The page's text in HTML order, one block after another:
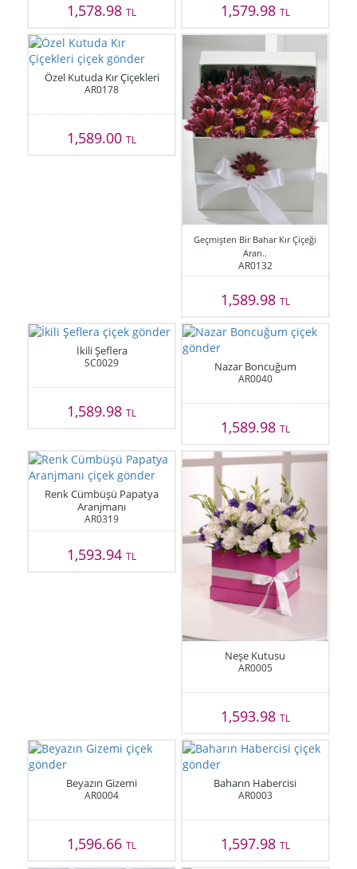
1,578.98TL 1,579.98 TL
Özel Kutuda Kır Çiçekleri
AR0178
1,589.00TL
Geçmişten Bir Bahar Kır Çiçeği
Aran..
AR0132
1,589.98 TL
İkili Şeflera
SC0029
1,589.98TL
Nazar Boncuğum
AR0040
1,589.98 TL
Renk Cümbüşü Papatya
Aranjmanı
AR0319
1,593.94TL
Neşe Kutusu
AR0005
1,593.98 TL
Beyazın Gizemi
AR0004
1,596.66TL
Baharın Habercisi
AR0003
1,597.98 TL